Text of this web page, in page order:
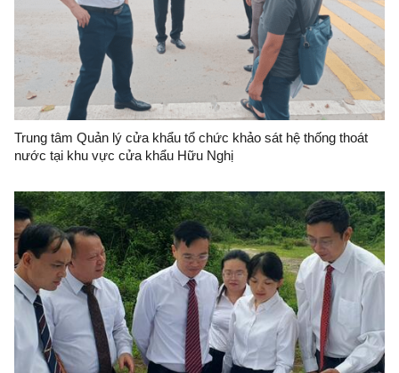
Trung tâm Quản lý cửa khẩu tổ chức khảo sát hệ thống thoát
nước tại khu vực cửa khẩu Hữu Nghị